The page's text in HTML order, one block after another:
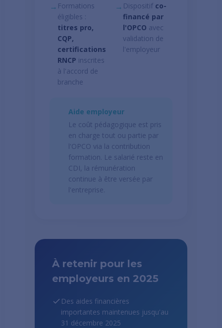
→ Formations
éligibles :
titres pro,
CQP,
certifications
RNCP inscrites
à l'accord de
branche
→ Dispositif co-
financé par
l'OPCO avec
validation de
l'employeur
Aide employeur
Le coût pédagogique est pris
en charge tout ou partie par
l'OPCO via la contribution
formation. Le salarié reste en
CDI, la rémunération
continue à être versée par
l'entreprise.
À retenir pour les
employeurs en 2025
Des aides financières
importantes maintenues jusqu'au
31 décembre 2025